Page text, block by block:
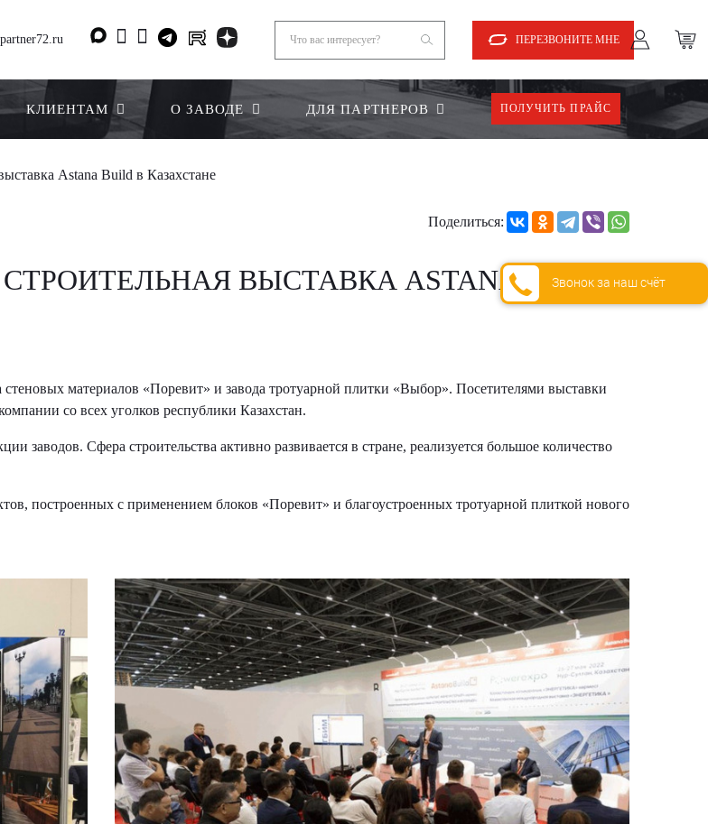
ПЕРЕЗВОНИТЕ МНЕ
КЛИЕНТАМ О ЗАВОДЕ ДЛЯ ПАРТНЕРОВ ПОЛУЧИТЬ ПРАЙС
Astana Build в Казахстане
Поделиться:
ВЫСТАВКА ASTANA BUILD
материалов «Поревит» и завода тротуарной плитки «Выбор». Посетителями выставки
со всех уголков республики Казахстан.
заводов. Сфера строительства активно развивается в стране, реализуется большое количество
построенных с применением блоков «Поревит» и благоустроенных тротуарной плиткой нового
Звонок за наш счёт